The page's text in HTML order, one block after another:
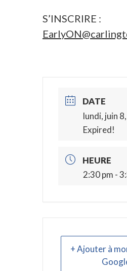
S’INSCRIRE :
DATE
lundi, juin
Expired!
HEURE
2:30 pm -
+ Ajouter à